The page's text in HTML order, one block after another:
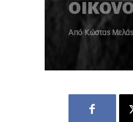
Από Κώστας Μελάς